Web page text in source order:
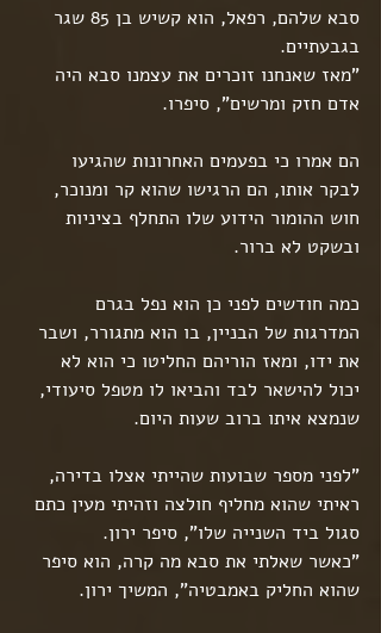
סבא שלהם, רפאל, הוא קשיש בן 85 שגר
בגבעתיים.
"מאז שאנחנו זוכרים את עצמנו סבא היה
אדם חזק ומרשים", סיפרו.
הם אמרו כי בפעמים האחרונות שהגיעו
לבקר אותו, הם הרגישו שהוא קר ומנוכר,
חוש ההומור הידוע שלו התחלף בציניות
ובשקט לא ברור.
כמה חודשים לפני כן הוא נפל בגרם
המדרגות של הבניין, בו הוא מתגורר, ושבר
את ידו, ומאז הוריהם החליטו כי הוא לא
יכול להישאר לבד והביאו לו מטפל סיעודי,
שנמצא איתו ברוב שעות היום.
"לפני מספר שבועות שהייתי אצלו בדירה,
ראיתי שהוא מחליף חולצה וזהיתי מעין כתם
סגול ביד השנייה שלו", סיפר ירון.
"כאשר שאלתי את סבא מה קרה, הוא סיפר
שהוא החליק באמבטיה", המשיך ירון.